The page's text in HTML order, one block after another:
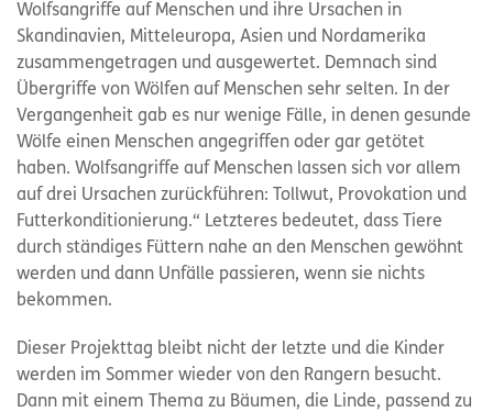
Wolfsangriffe auf Menschen und ihre Ursachen in
Skandinavien, Mitteleuropa, Asien und Nordamerika
zusammengetragen und ausgewertet. Demnach sind
Übergriffe von Wölfen auf Menschen sehr selten. In der
Vergangenheit gab es nur wenige Fälle, in denen gesunde
Wölfe einen Menschen angegriffen oder gar getötet
haben. Wolfsangriffe auf Menschen lassen sich vor allem
auf drei Ursachen zurückführen: Tollwut, Provokation und
Futterkonditionierung.“ Letzteres bedeutet, dass Tiere
durch ständiges Füttern nahe an den Menschen gewöhnt
werden und dann Unfälle passieren, wenn sie nichts
bekommen.
Dieser Projekttag bleibt nicht der letzte und die Kinder
werden im Sommer wieder von den Rangern besucht.
Dann mit einem Thema zu Bäumen, die Linde, passend zu